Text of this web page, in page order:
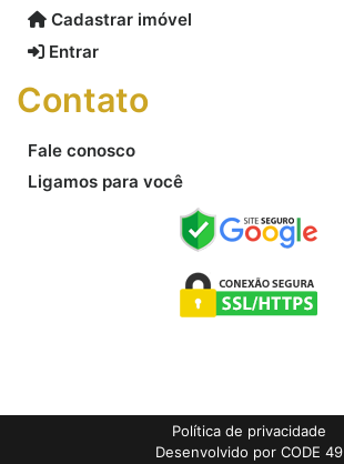
Cadastrar imóvel
Entrar
Contato
Fale conosco
Ligamos para você
Política de privacidade
Desenvolvido por CODE 49